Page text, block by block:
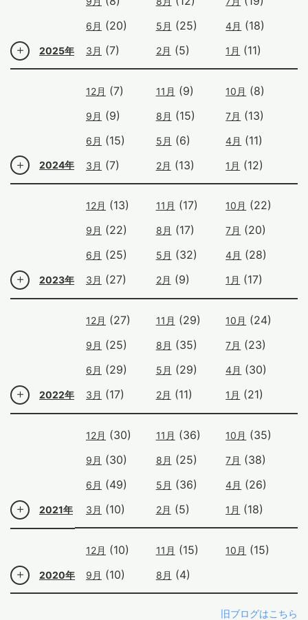
2025年
6月 (20) 5月 (25) 4月 (18)
3月 (7) 2月 (5) 1月 (11)
2024年
12月 (7) 11月 (9) 10月 (8)
9月 (9) 8月 (15) 7月 (13)
6月 (15) 5月 (6) 4月 (11)
3月 (7) 2月 (13) 1月 (12)
2023年
12月 (13) 11月 (17) 10月 (22)
9月 (22) 8月 (17) 7月 (20)
6月 (25) 5月 (32) 4月 (28)
3月 (27) 2月 (9) 1月 (17)
2022年
12月 (27) 11月 (29) 10月 (24)
9月 (25) 8月 (35) 7月 (23)
6月 (29) 5月 (29) 4月 (30)
3月 (17) 2月 (11) 1月 (21)
2021年
12月 (30) 11月 (36) 10月 (35)
9月 (30) 8月 (25) 7月 (38)
6月 (49) 5月 (36) 4月 (26)
3月 (10) 2月 (5) 1月 (18)
2020年
12月 (10) 11月 (15) 10月 (15)
9月 (10) 8月 (4)
旧ブログはこちら